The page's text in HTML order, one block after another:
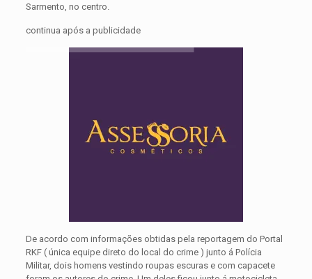
Sarmento, no centro.
continua após a publicidade
De acordo com informações obtidas pela reportagem do Portal
RKF ( única equipe direto do local do crime ) junto á Polícia
Militar, dois homens vestindo roupas escuras e com capacete